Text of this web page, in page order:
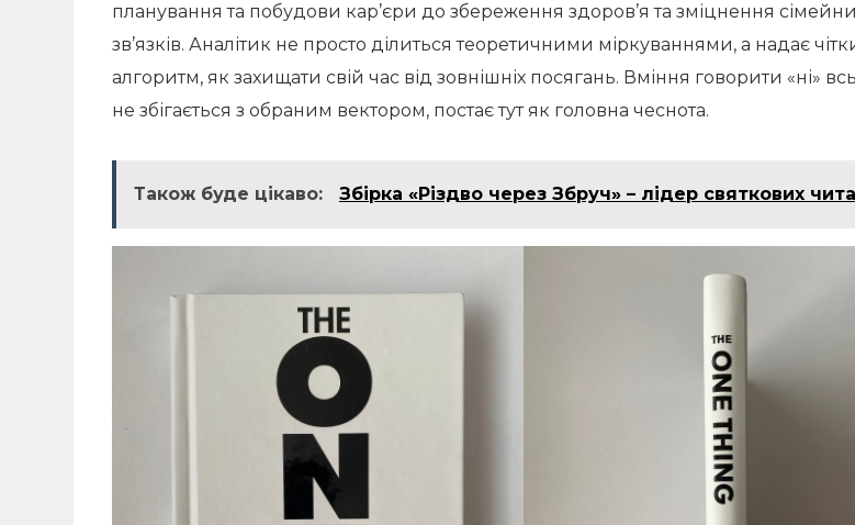
планування та побудови кар’єри до збереження здоров’я та зміцнення
зв’язків. Аналітик не просто ділиться теоретичними міркуваннями, а надає
алгоритм, як захищати свій час від зовнішніх посягань. Вміння говорити «ні»
не збігається з обраним вектором, постає тут як головна чеснота.
Також буде цікаво: Збірка «Різдво через Збруч» – лідер святкових